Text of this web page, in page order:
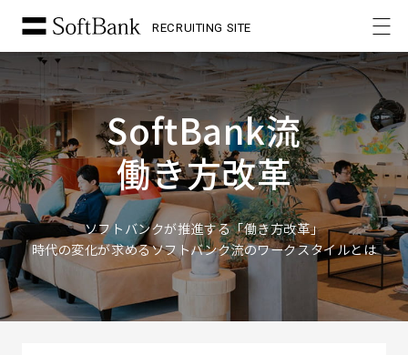
RECRUITING SITE
SoftBank流
働き方改革
ソフトバンクが推進する「働き方改革」
時代の変化が求めるソフトバンク流のワークスタイルとは